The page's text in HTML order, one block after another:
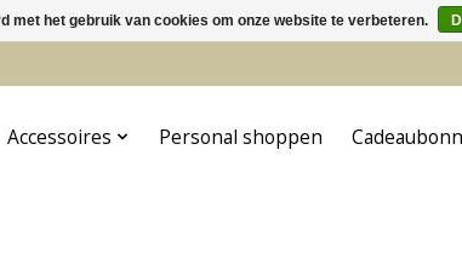
Accessoires Personal shoppen
met het gebruik van cookies om onze website te verbeteren.